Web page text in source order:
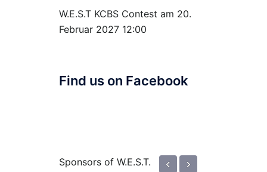
W.E.S.T KCBS Contest am 20.
Februar 2027 12:00
Find us on Facebook
Sponsors of W.E.S.T. ‹ ›